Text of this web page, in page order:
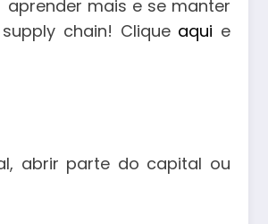
mais e se manter
chain! Clique aqui e
abrir parte do capital ou